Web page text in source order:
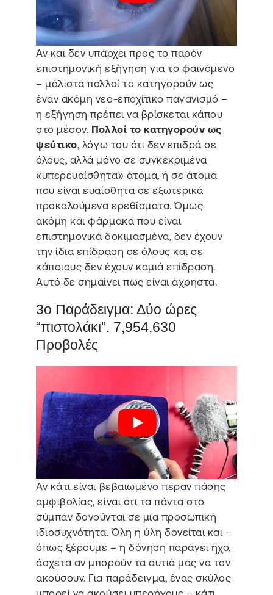
Αν και δεν υπάρχει προς το παρόν
επιστημονική εξήγηση για το φαινόμενο
– μάλιστα πολλοί το κατηγορούν ως
έναν ακόμη νεο-εποχίτικο παγανισμό –
η εξήγηση πρέπει να βρίσκεται κάπου
στο μέσον. Πολλοί το κατηγορούν ως
ψεύτικο, λόγω του ότι δεν επιδρά σε
όλους, αλλά μόνο σε συγκεκριμένα
«υπερευαίσθητα» άτομα, ή σε άτομα
που είναι ευαίσθητα σε εξωτερικά
προκαλούμενα ερεθίσματα. Όμως
ακόμη και φάρμακα που είναι
επιστημονικά δοκιμασμένα, δεν έχουν
την ίδια επίδραση σε όλους και σε
κάποιους δεν έχουν καμιά επίδραση.
Αυτό δε σημαίνει πως είναι άχρηστα.
3ο Παράδειγμα: Δύο ώρες
“πιστολάκι”. 7,954,630
Προβολές
Αν κάτι είναι βεβαιωμένο πέραν πάσης
αμφιβολίας, είναι ότι τα πάντα στο
σύμπαν δονούνται σε μια προσωπική
ιδιοσυχνότητα. Όλη η ύλη δονείται και –
όπως ξέρουμε – η δόνηση παράγει ήχο,
άσχετα αν μπορούν τα αυτιά μας να τον
ακούσουν. Για παράδειγμα, ένας σκύλος